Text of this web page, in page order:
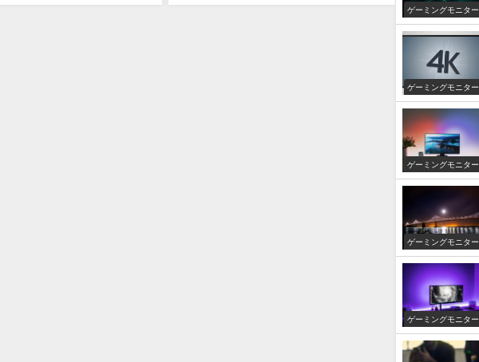
ゲーミングモニター
ゲーミングモニター
ゲーミングモニター
ゲーミングモニター
ゲーミングモニター